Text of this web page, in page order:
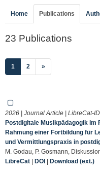
Home Publications
23 Publications
1 (current)
2 »
2026 | Journal Article | LibreCat-
Postdigitale Musikpädagogik im
Rahmung einer Fortbildung für
und Vermittlungspraxis in
M. Godau, P. Gosmann,
LibreCat | DOI | Download (ext.)